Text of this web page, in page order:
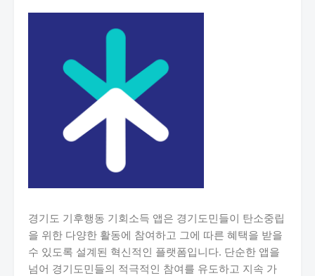
경기도 기후행동 기회소득 앱은 경기도민들이 탄소중립
을 위한 다양한 활동에 참여하고 그에 따른 혜택을 받을
수 있도록 설계된 혁신적인 플랫폼입니다. 단순한 앱을
넘어 경기도민들의 적극적인 참여를 유도하고 지속 가